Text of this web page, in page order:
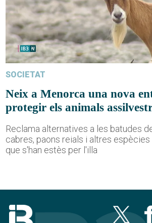
SOCIETAT
Neix a Menorca una nova
protegir els animals
Reclama alternatives a les batudes
cabres, paons reials i altres
que s'han estès per l'illa